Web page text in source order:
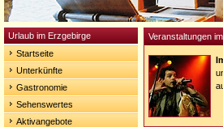
Urlaub im Erzgebirge
Startseite
Unterkünfte
Gastronomie
Sehenswertes
Aktivangebote
Veranstaltungen